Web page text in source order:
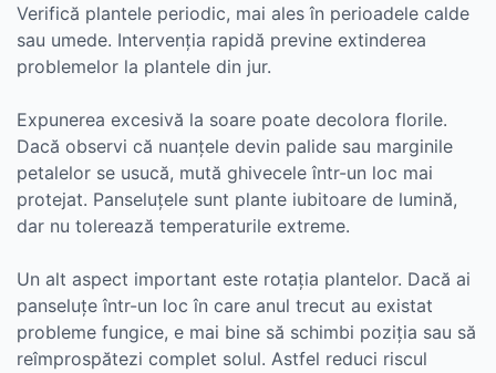
Verifică plantele periodic, mai ales în perioadele calde
sau umede. Intervenția rapidă previne extinderea
problemelor la plantele din jur.
Expunerea excesivă la soare poate decolora florile.
Dacă observi că nuanțele devin palide sau marginile
petalelor se usucă, mută ghivecele într-un loc mai
protejat. Panseluțele sunt plante iubitoare de lumină,
dar nu tolerează temperaturile extreme.
Un alt aspect important este rotația plantelor. Dacă ai
panseluțe într-un loc în care anul trecut au existat
probleme fungice, e mai bine să schimbi poziția sau să
reîmprospătezi complet solul. Astfel reduci riscul